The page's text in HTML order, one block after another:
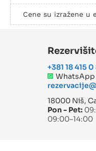
Cene su izražene u
+381 18 415
WhatsApp
18000 Niš,
Pon - Pet:
09:00–14:00